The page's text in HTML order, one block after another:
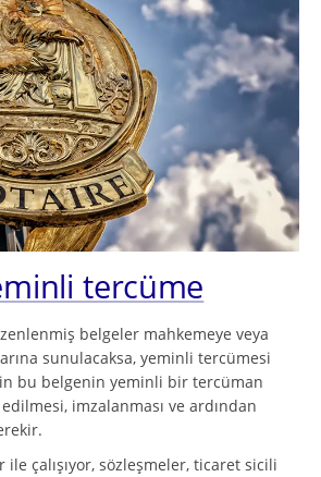
tercüme
belgeler mahkemeye veya
sunulacaksa, yeminli tercümesi
bu belgenin yeminli bir tercüman
imzalanması ve ardından
çalışıyor, sözleşmeler, ticaret sicili